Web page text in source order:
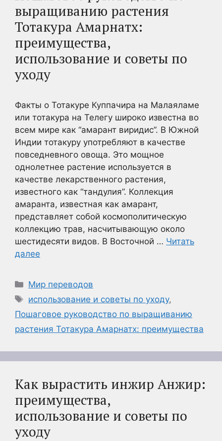
выращиванию растения
Тотакура Амарнатх:
преимущества,
использование и советы по
уходу
Факты о Тотакуре Куппачира на Малаяламе
или тотакура на Телегу широко известна во
всем мире как “амарант виридис”. В Южной
Индии тотакуру употребляют в качестве
повседневного овоща. Это мощное
однолетнее растение используется в
качестве лекарственного растения,
известного как “тандулия”. Коллекция
амаранта, известная как амарант,
представляет собой космополитическую
коллекцию трав, насчитывающую около
шестидесяти видов. В Восточной … Читать
далее
Рубрики
Мир переводов
Метки
использование и советы по уходу,
Пошаговое руководство по выращиванию
растения Тотакура Амарнатх: преимущества
Как вырастить инжир Анжир:
преимущества,
использование и советы по
уходу